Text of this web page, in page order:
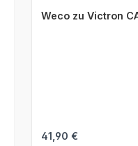
Weco zu Victron
Regulärer Preis:
41,90 €